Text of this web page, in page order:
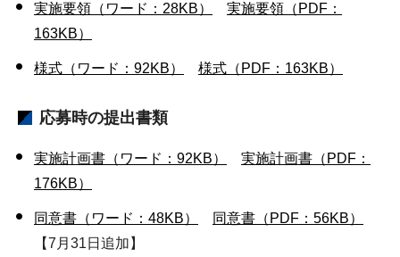
実施要領（ワード：28KB）
実施要領（PDF：
163KB）
様式（ワード：92KB） 様式（PDF：163KB）
応募時の提出書類
実施計画書（ワード：92KB）
実施計画書（PDF：
176KB）
同意書（ワード：48KB）
同意書（PDF：56KB）
【7月31日追加】